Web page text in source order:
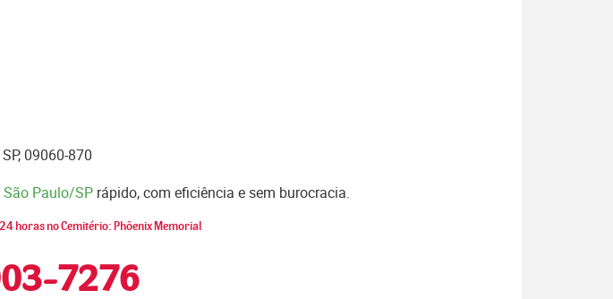
09060-870
Paulo/SP rápido, com eficiência e sem burocracia.
horas no Cemitério: Phôenix Memorial
7276